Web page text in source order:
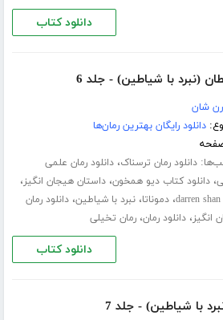
دانلود کتاب
(نبرد با شیاطین) - جلد 6
شان
دانلود رایگان بهترین رمان‌ها
دانلود رمان ترسناک،دانلود رمان علمی
،دانلود کتاب دیو همخون،داستان هیجان انگیز،
darren،دموناتا،نبرد با شیاطین،دانلود رمان
انگیز،دانلود رمان،رمان تخیلی
دانلود کتاب
با شیاطین) - جلد 7